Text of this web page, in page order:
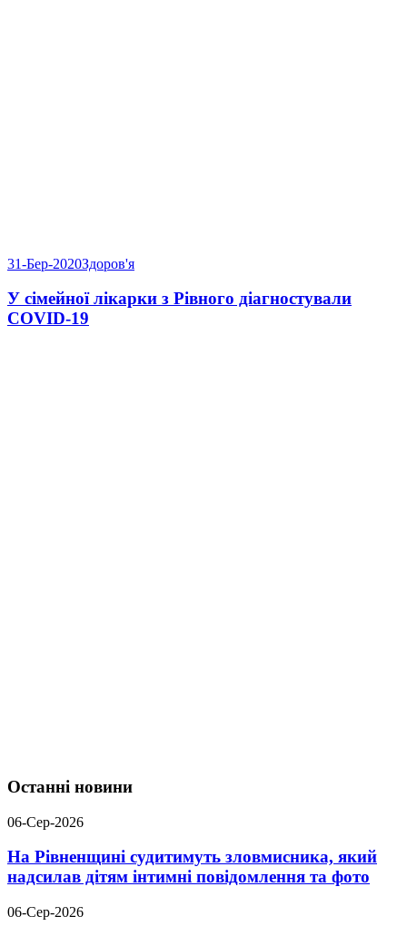
31-Бер-2020Здоров'я
У сімейної лікарки з Рівного діагностували
COVID-19
Останні новини
06-Сер-2026
На Рівненщині судитимуть зловмисника, який
надсилав дітям інтимні повідомлення та фото
06-Сер-2026